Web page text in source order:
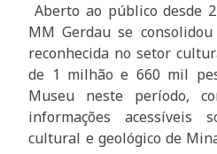
Aberto ao público desde
MM Gerdau se
reconhecida no setor
de 1 milhão e 660 mil
Museu neste período,
informações acessíveis
cultural e geológico de